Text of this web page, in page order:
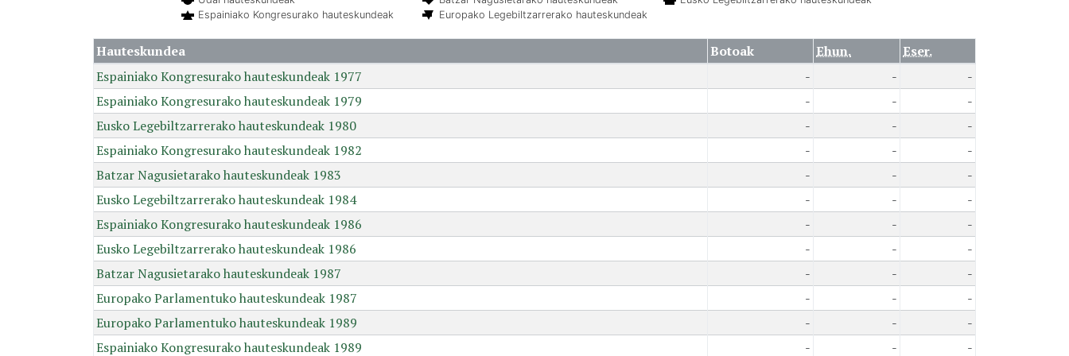
Espainiako Kongresurako hauteskundeak
Europako Legebiltzarrerako hauteskundeak
Hauteskundea Botoak Ehun.
Eser.
Espainiako Kongresurako hauteskundeak 1977
- -
-
Espainiako Kongresurako hauteskundeak 1979
- -
-
Eusko Legebiltzarrerako hauteskundeak 1980
- -
-
Espainiako Kongresurako hauteskundeak 1982
- -
-
Batzar Nagusietarako hauteskundeak 1983
- -
-
Eusko Legebiltzarrerako hauteskundeak 1984
- -
-
Espainiako Kongresurako hauteskundeak 1986
- -
-
Eusko Legebiltzarrerako hauteskundeak 1986
- -
-
Batzar Nagusietarako hauteskundeak 1987
- -
-
Europako Parlamentuko hauteskundeak 1987
- -
-
Europako Parlamentuko hauteskundeak 1989
- -
-
Espainiako Kongresurako hauteskundeak 1989
- -
-